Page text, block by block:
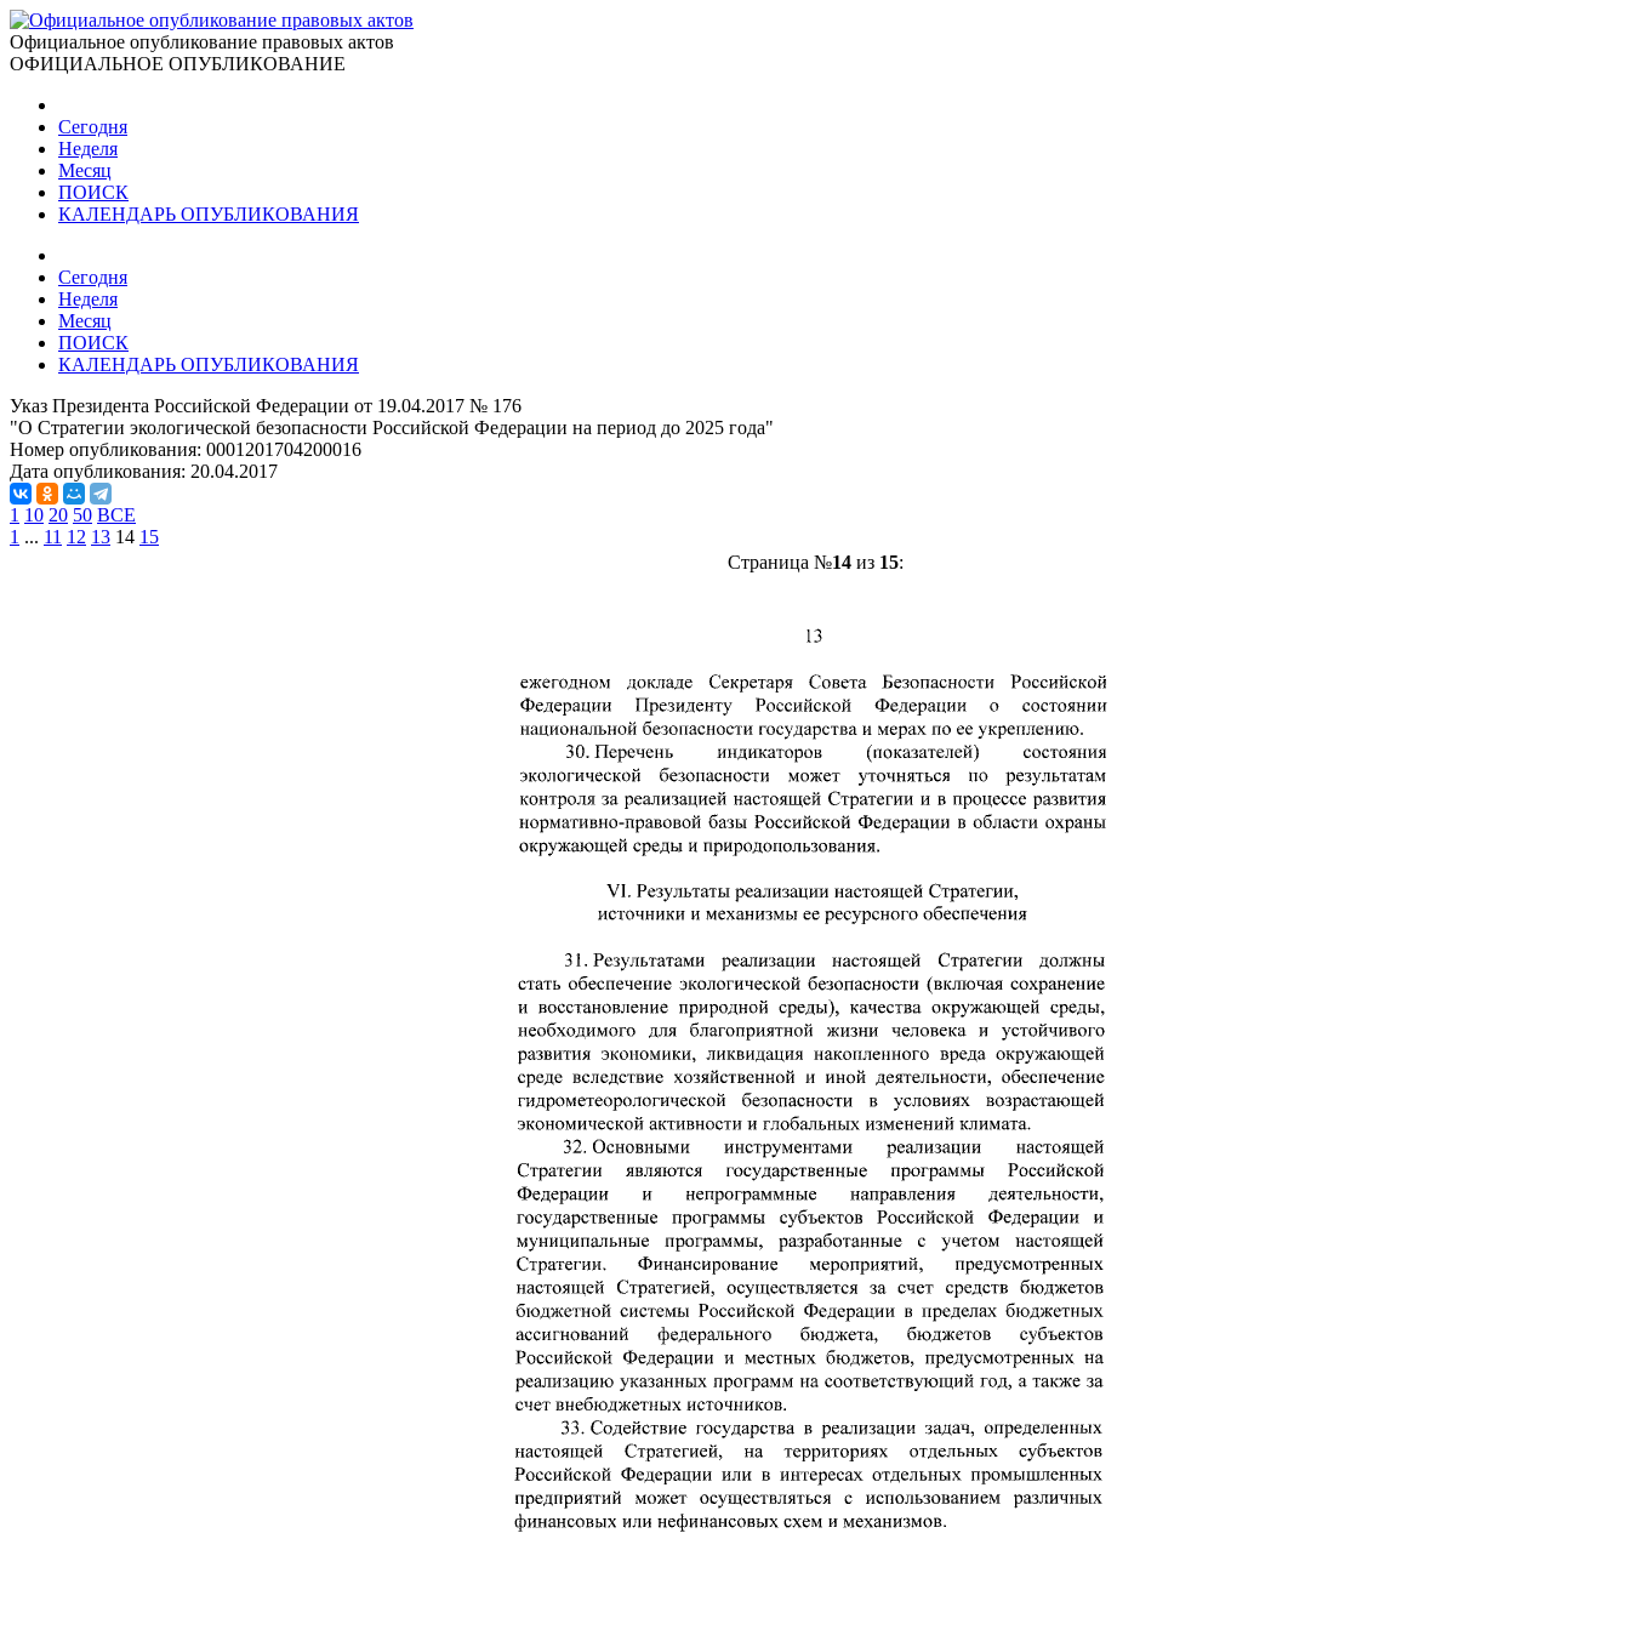
Официальное опубликование правовых актов
ОФИЦИАЛЬНОЕ ОПУБЛИКОВАНИЕ
Сегодня
Неделя
Месяц
ПОИСК
КАЛЕНДАРЬ ОПУБЛИКОВАНИЯ
Сегодня
Неделя
Месяц
ПОИСК
КАЛЕНДАРЬ ОПУБЛИКОВАНИЯ
Указ Президента Российской Федерации от 19.04.2017 № 176
"О Стратегии экологической безопасности Российской Федерации на период до 2025 года"
Номер опубликования: 0001201704200016
Дата опубликования: 20.04.2017
1 10 20 50 ВСЕ
1 ... 11 12 13 14 15
Страница №14из 15: